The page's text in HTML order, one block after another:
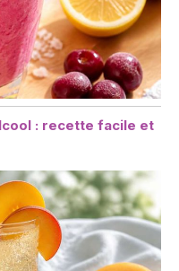
: recette facile et